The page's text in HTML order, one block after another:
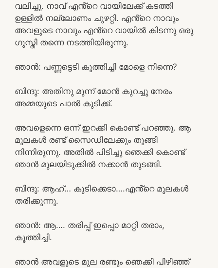
വലിച്ചു. നാവ് എൻ്റെ വായിലേക്ക് കടത്തി
ഉള്ളിൽ നല്ലോണം ചുഴറ്റി. എൻ്റെ നാവും
അവളുടെ നാവും എൻ്റെ വായിൽ കിടന്നു ഒരു
ഗുസ്തി തന്നെ നടത്തിയിരുന്നു.
ഞാൻ: പണ്ണട്ടെടി കൂത്തിച്ചി മോളെ നിന്നെ?
ബിന്ദു: അതിനു മുന്ന് മോൻ കുറച്ചു നേരം
അമ്മയുടെ പാൽ കുടിക്ക്.
അവളെന്നെ ഒന്ന് ഇറക്കി കൊണ്ട് പറഞ്ഞു. ആ
മുലകൾ രണ്ട് സൈഡിലേക്കും തൂങ്ങി
നിന്നിരുന്നു. അതിൽ പിടിച്ചു ഞെക്കി കൊണ്ട്
ഞാൻ മുലയിടുക്കിൽ നക്കാൻ തുടങ്ങി.
ബിന്ദു: ആഹ്… കുടിക്കെടാ….എൻ്റെ മുലകൾ
തരിക്കുന്നു.
ഞാൻ: ആ…. തരിപ്പ് ഇപ്പൊ മാറ്റി തരാം,
കൂത്തിച്ചി.
ഞാൻ അവളുടെ മുല രണ്ടും ഞെക്കി പിഴിഞ്ഞ്